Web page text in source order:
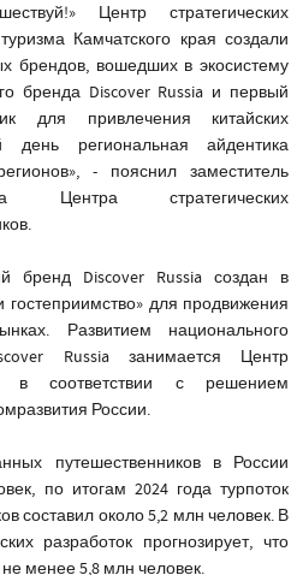
Центр стратегических
Камчатского края создали
брендов, вошедших в экосистему
бренда Discover Russia и первый
для привлечения китайских
день региональная айдентика
- пояснил заместитель
Центра стратегических
бренд Discover Russia создан в
для продвижения
Развитием национального
Russia занимается Центр
в соответствии с решением
России.
путешественников в России
по итогам 2024 года турпоток
составил около 5,2 млн человек. В
разработок прогнозирует, что
не менее 5,8 млн человек.